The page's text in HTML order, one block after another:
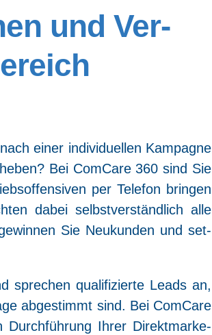
und Ver­
einer indi­vi­du­el­len Kam­pa­gne
Bei Com­Ca­re 360 sind Sie
per Tele­fon brin­gen
dabei selbst­ver­ständ­lich alle
Sie Neu­kun­den und set­
spre­chen qua­li­fi­zier­te Leads an,
abge­stimmt sind. Bei Com­Ca­re
Durch­füh­rung Ihrer Direkt­mar­ke­